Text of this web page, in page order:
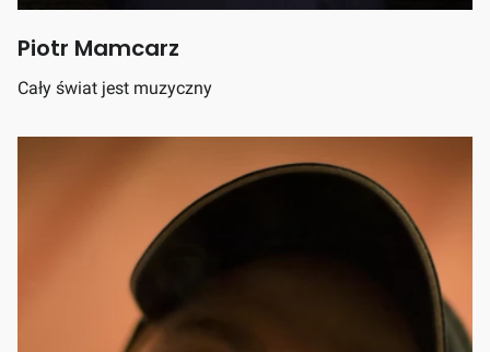
Piotr Mamcarz
Cały świat jest muzyczny